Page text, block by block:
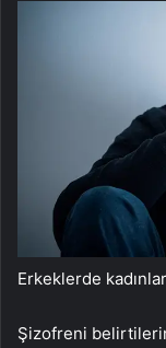
Erkeklerde
Şizofreni